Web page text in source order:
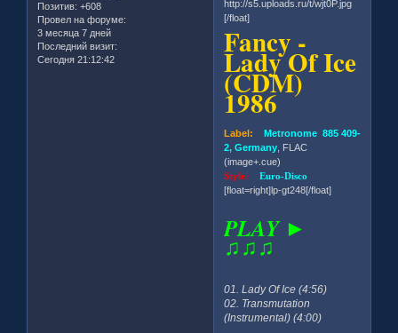
Позитив: +608
Провел на форуме:
3 месяца 7 дней
Последний визит:
Сегодня 21:12:42
[/float]
Fancy -
Lady Of Ice
(CDM)
1986
Label: Metronome 885 409-
2, Germany , FLAC
(image+.cue)
Style:Euro-Disco
[float=right]lp-gt248[/float]
PLAY ►
♫♫♫
01. Lady Of Ice (4:56)
02. Transmutation
(Instrumental) (4:00)